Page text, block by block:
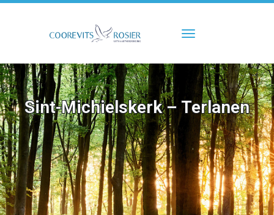
Toggle
Sint-Michielskerk – Terlanen